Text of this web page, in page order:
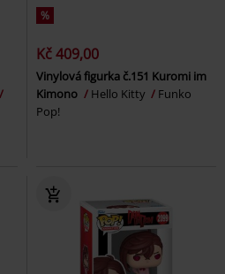
%
Kč 409,00
Vinylová figurka č.151 Kuromi im
Kimono
Hello Kitty
Funko
Pop!